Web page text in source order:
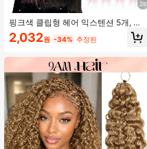
28
핑크색 클립형 헤어 익스텐션 5개, 길
이 50cm (20인치), 합성 소재, 할로윈
코스프레, 드레스업, 패션 파티, 크리
성 선물용으로도 좋음, 크리스마스, 새
해 카니발, 음악 축제 등 다양한 이벤
트에 활용 가능 (핑크색)
2,032원 -34% 추정된